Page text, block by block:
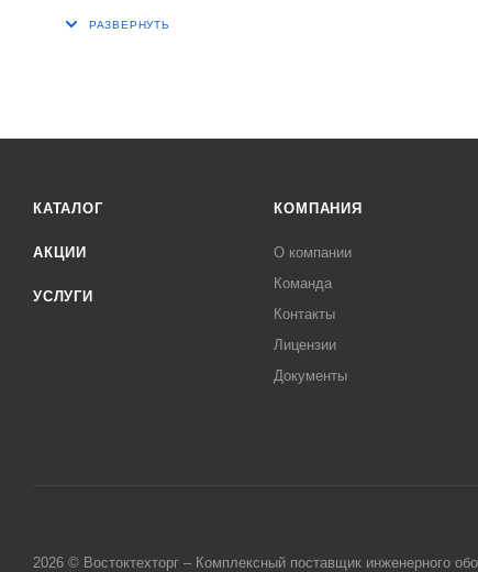
КАТАЛОГ
АКЦИИ
УСЛУГИ
КОМПАНИЯ
О компании
Команда
Контакты
Лицензии
Документы
2026 © Востоктехторг – Комплексный поставщик инженерного